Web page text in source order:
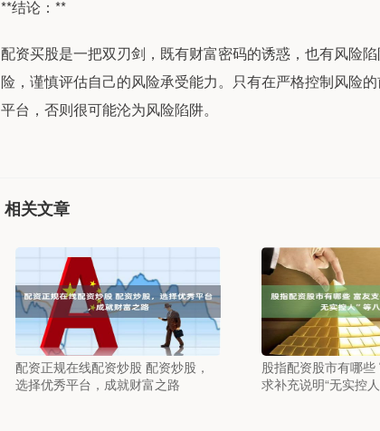
**结论：**
配资买股是一把双刃剑，既有财富密码的诱惑，也有风险
险，谨慎评估自己的风险承受能力。只有在严格控制风险
平台，否则很可能沦为风险陷阱。
相关文章
配资正规在线配资炒股 配资炒股，
选择优秀平台，成就财富之路
股指配资股市有哪
求补充说明“无实控